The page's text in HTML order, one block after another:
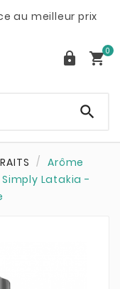
au meilleur prix
 0

Arôme
Latakia -